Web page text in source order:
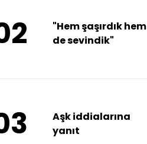
"Hem şaşırdık hem
de sevindik"
Aşk iddialarına
yanıt